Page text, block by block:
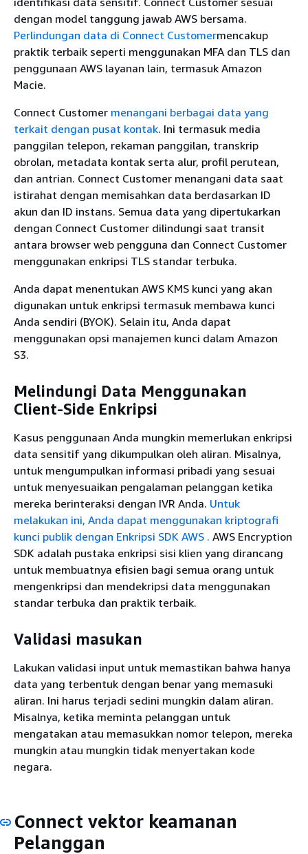
dengan model tanggung jawab AWS bersama.
Perlindungan data di Connect Customermencakup
praktik terbaik seperti menggunakan MFA dan TLS dan
penggunaan AWS layanan lain, termasuk Amazon
Macie.
Connect Customer menangani berbagai data yang
terkait dengan pusat kontak. Ini termasuk media
panggilan telepon, rekaman panggilan, transkrip
obrolan, metadata kontak serta alur, profil perutean,
dan antrian. Connect Customer menangani data saat
istirahat dengan memisahkan data berdasarkan ID
akun dan ID instans. Semua data yang dipertukarkan
dengan Connect Customer dilindungi saat transit
antara browser web pengguna dan Connect Customer
menggunakan enkripsi TLS standar terbuka.
Anda dapat menentukan AWS KMS kunci yang akan
digunakan untuk enkripsi termasuk membawa kunci
Anda sendiri (BYOK). Selain itu, Anda dapat
menggunakan opsi manajemen kunci dalam Amazon
S3.
Melindungi Data Menggunakan
Client-Side Enkripsi
Kasus penggunaan Anda mungkin memerlukan enkripsi
data sensitif yang dikumpulkan oleh aliran. Misalnya,
untuk mengumpulkan informasi pribadi yang sesuai
untuk menyesuaikan pengalaman pelanggan ketika
mereka berinteraksi dengan IVR Anda. Untuk
melakukan ini, Anda dapat menggunakan kriptografi
kunci publik dengan Enkripsi SDK AWS . AWS Encryption
SDK adalah pustaka enkripsi sisi klien yang dirancang
untuk membuatnya efisien bagi semua orang untuk
mengenkripsi dan mendekripsi data menggunakan
standar terbuka dan praktik terbaik.
Validasi masukan
Lakukan validasi input untuk memastikan bahwa hanya
data yang terbentuk dengan benar yang memasuki
aliran. Ini harus terjadi sedini mungkin dalam aliran.
Misalnya, ketika meminta pelanggan untuk
mengatakan atau memasukkan nomor telepon, mereka
mungkin atau mungkin tidak menyertakan kode
negara.
Connect vektor keamanan
Pelanggan